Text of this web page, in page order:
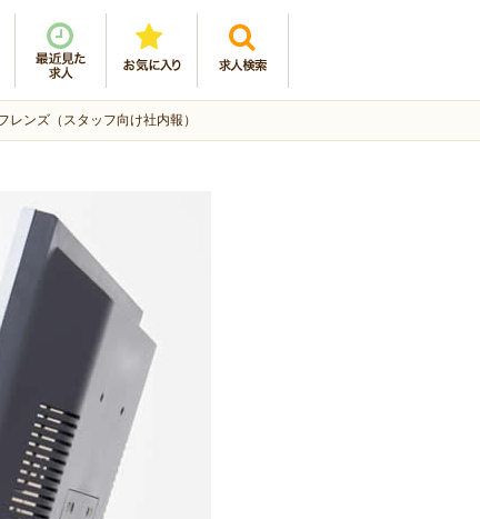
ンズ（スタッフ向け社内報）